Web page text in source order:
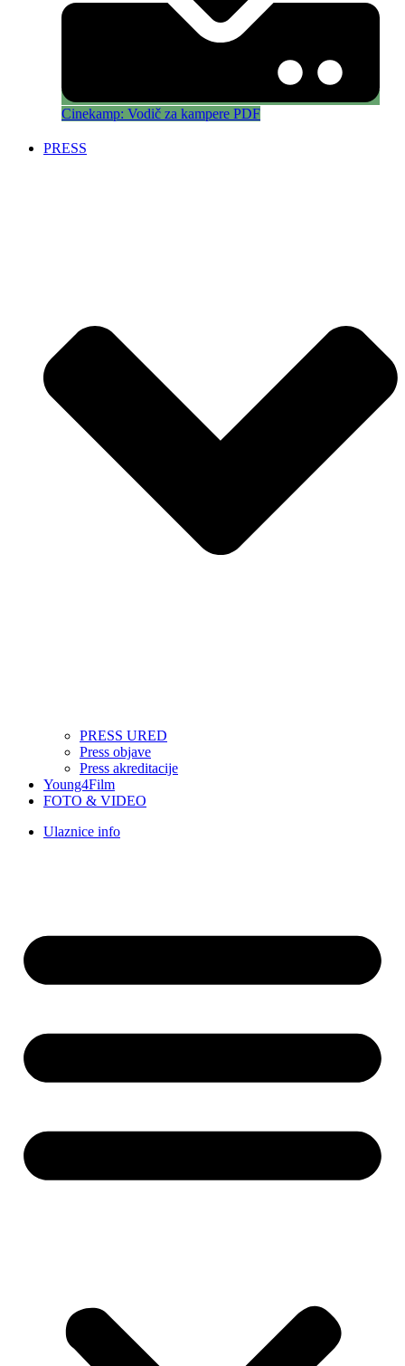
Cinekamp: Vodič za kampere PDF
PRESS
PRESS URED
Press objave
Press akreditacije
Young4Film
FOTO & VIDEO
Ulaznice info